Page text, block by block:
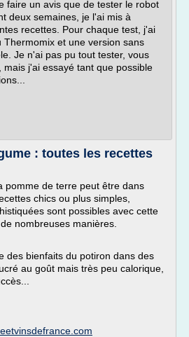
faire un avis que de tester le robot
deux semaines, je l'ai mis à
recettes. Pour chaque test, j'ai
Thermomix et une version sans
Je n'ai pas pu tout tester, vous
mais j'ai essayé tant que possible
: toutes les recettes
pomme de terre peut être dans
chics ou plus simples,
sont possibles avec cette
nombreuses manières.
des bienfaits du potiron dans des
au goût mais très peu calorique,